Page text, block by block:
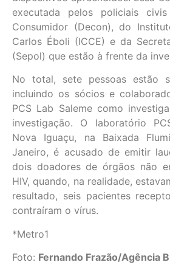
executada pelos policiais
Consumidor (Decon), do
Carlos Éboli (ICCE) e da
(Sepol) que estão à frente da
No total, sete pessoas estão
incluindo os sócios e
PCS Lab Saleme como
investigação. O laboratório
Nova Iguaçu, na Baixada
Janeiro, é acusado de emitir
dois doadores de órgãos não
HIV, quando, na realidade,
resultado, seis pacientes
contraíram o vírus.
*Metro1
Foto: Fernando Frazão/Agência